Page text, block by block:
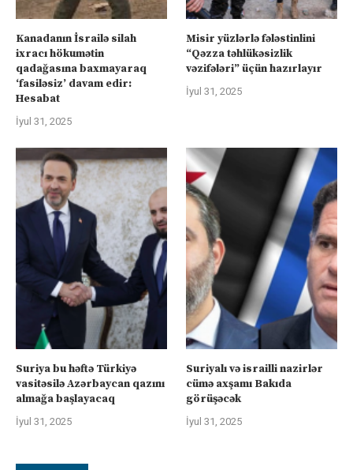
Kanadanın İsrailə silah
ixracı hökumətin
qadağasına baxmayaraq
‘fasiləsiz’ davam edir:
Hesabat
İyul 31, 2025
Misir yüzlərlə fələstinlini
“Qəzza təhlükəsizlik
vəzifələri” üçün hazırlayır
İyul 31, 2025
Suriya bu həftə Türkiyə
vasitəsilə Azərbaycan qazını
almağa başlayacaq
İyul 31, 2025
Suriyalı və israilli nazirlər
cümə axşamı Bakıda
görüşəcək
İyul 31, 2025